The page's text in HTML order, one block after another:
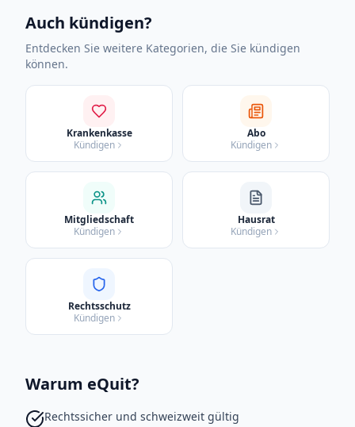
Auch kündigen?
Entdecken Sie weitere Kategorien, die Sie kündigen
können.
Krankenkasse
Kündigen
Abo
Kündigen
Mitgliedschaft
Kündigen
Hausrat
Kündigen
Rechtsschutz
Kündigen
Warum eQuit?
Rechtssicher und schweizweit gültig